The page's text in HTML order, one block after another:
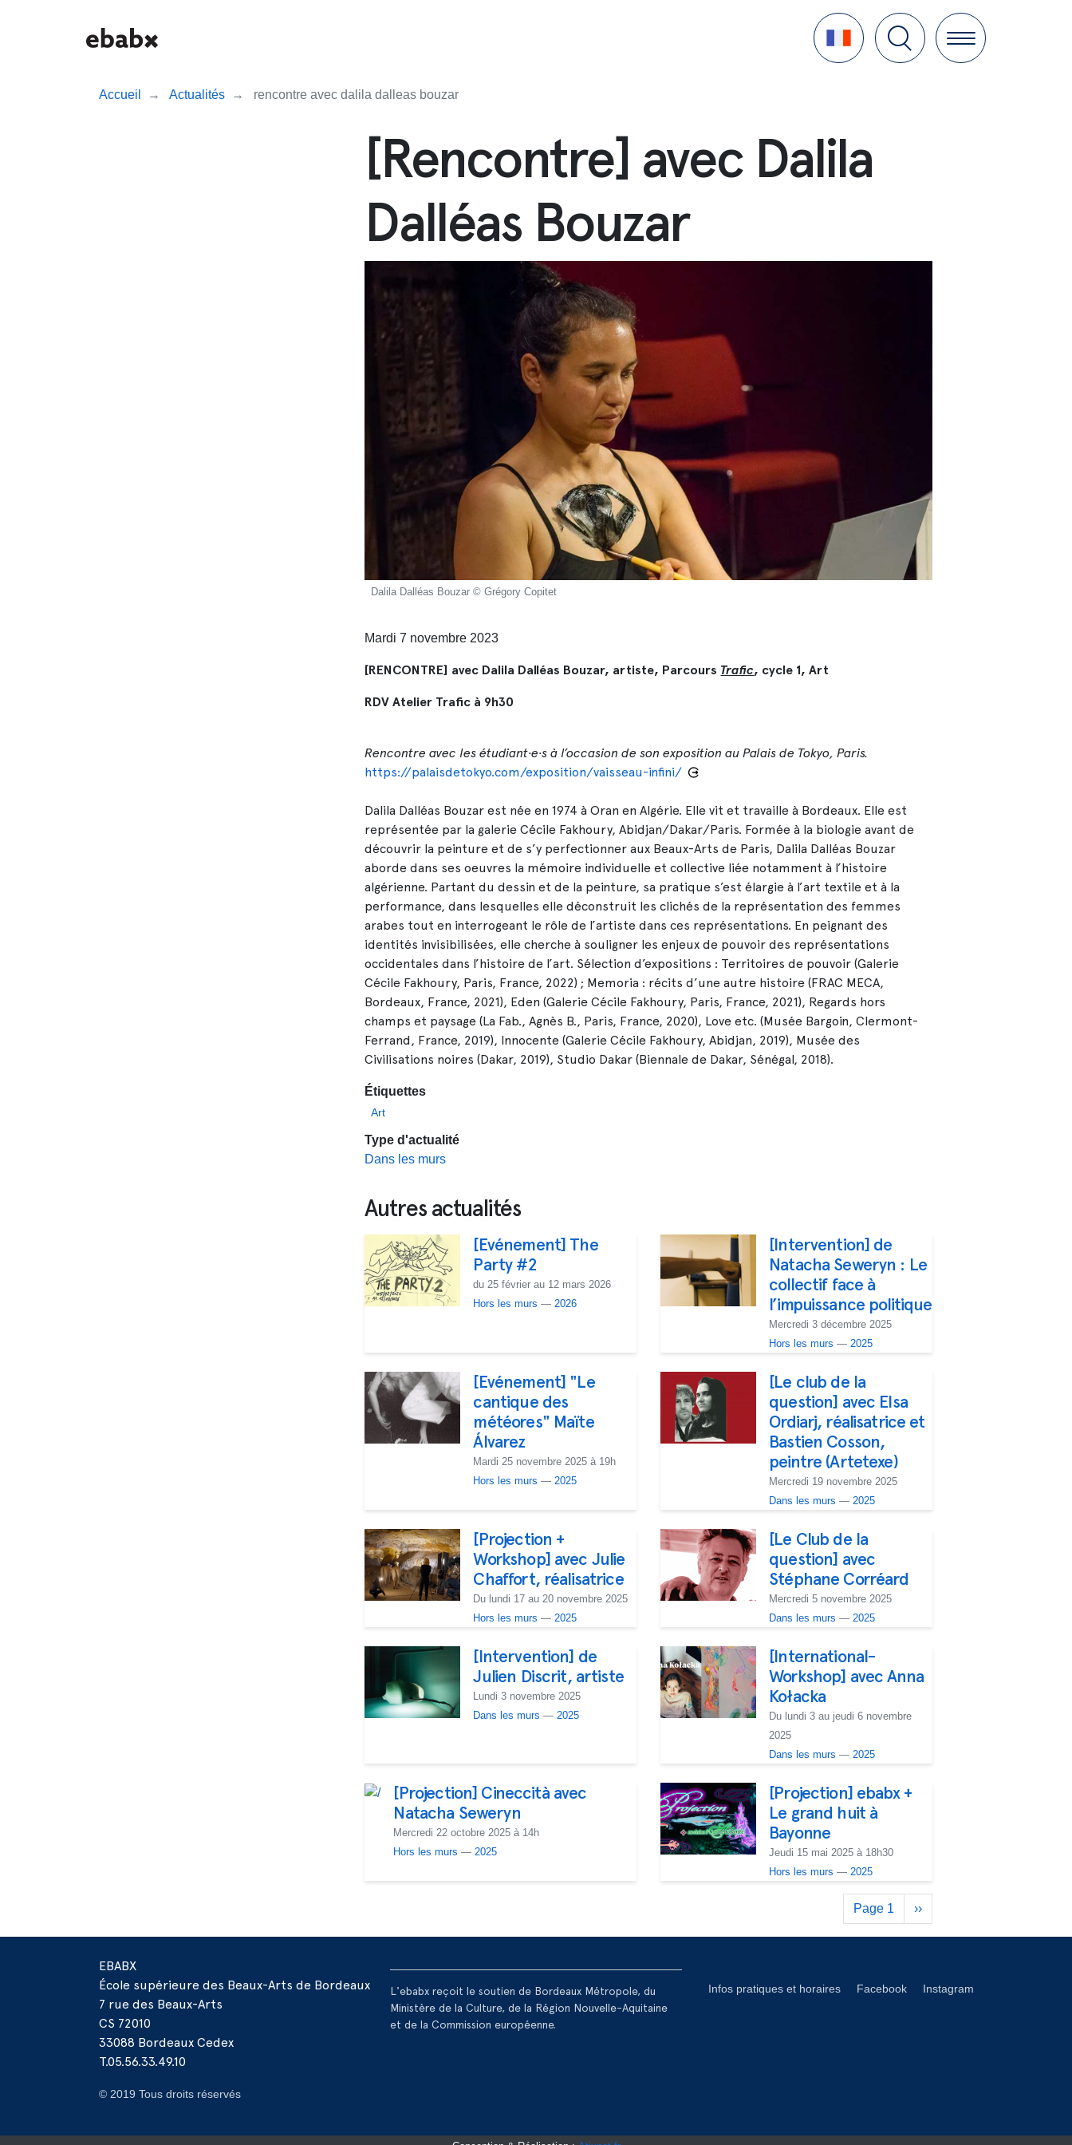
Language
Accueil Actualités rencontre avec dalila dalleas bouzar
[Rencontre] avec Dalila
Dalléas Bouzar
Dalila Dalléas Bouzar © Grégory Copitet
Mardi 7 novembre 2023
[RENCONTRE] avec Dalila Dalléas Bouzar, artiste, Parcours Trafic, cycle 1, Art
RDV Atelier Trafic à 9h30
Rencontre avec les étudiant·e·s à l’occasion de son exposition au Palais de Tokyo, Paris.
https://palaisdetokyo.com/exposition/vaisseau-infini/
Dalila Dalléas Bouzar est née en 1974 à Oran en Algérie. Elle vit et travaille à Bordeaux. Elle est
représentée par la galerie Cécile Fakhoury, Abidjan/Dakar/Paris. Formée à la biologie avant de
découvrir la peinture et de s’y perfectionner aux Beaux-Arts de Paris, Dalila Dalléas Bouzar
aborde dans ses oeuvres la mémoire individuelle et collective liée notamment à l’histoire
algérienne. Partant du dessin et de la peinture, sa pratique s’est élargie à l’art textile et à la
performance, dans lesquelles elle déconstruit les clichés de la représentation des femmes
arabes tout en interrogeant le rôle de l’artiste dans ces représentations. En peignant des
identités invisibilisées, elle cherche à souligner les enjeux de pouvoir des représentations
occidentales dans l’histoire de l’art. Sélection d’expositions : Territoires de pouvoir (Galerie
Cécile Fakhoury, Paris, France, 2022) ; Memoria : récits d’une autre histoire (FRAC MECA,
Bordeaux, France, 2021), Eden (Galerie Cécile Fakhoury, Paris, France, 2021), Regards hors
champs et paysage (La Fab., Agnès B., Paris, France, 2020), Love etc. (Musée Bargoin, Clermont-
Ferrand, France, 2019), Innocente (Galerie Cécile Fakhoury, Abidjan, 2019), Musée des
Civilisations noires (Dakar, 2019), Studio Dakar (Biennale de Dakar, Sénégal, 2018).
Étiquettes
Art
Type d'actualité
Dans les murs
Autres actualités
[Evénement] The
Party #2
du 25 février au 12 mars 2026
Hors les murs —2026
[Intervention] de
Natacha Seweryn : Le
collectif face à
l’impuissance politique
Mercredi 3 décembre 2025
Hors les murs —2025
[Evénement] "Le
cantique des
météores" Maïte
Álvarez
Mardi 25 novembre 2025 à 19h
Hors les murs —2025
[Le club de la
question] avec Elsa
Ordiarj, réalisatrice et
Bastien Cosson,
peintre (Artetexe)
Mercredi 19 novembre 2025
Dans les murs —2025
[Projection +
Workshop] avec Julie
Chaffort, réalisatrice
Du lundi 17 au 20 novembre 2025
Hors les murs —2025
[Le Club de la
question] avec
Stéphane Corréard
Mercredi 5 novembre 2025
Dans les murs —2025
[Intervention] de
Julien Discrit, artiste
Lundi 3 novembre 2025
Dans les murs —2025
[International-
Workshop] avec Anna
Kołacka
Du lundi 3 au jeudi 6 novembre
2025
Dans les murs —2025
[Projection] Cineccità avec
Natacha Seweryn
Mercredi 22 octobre 2025 à 14h
Hors les murs —2025
[Projection] ebabx +
Le grand huit à
Bayonne
Jeudi 15 mai 2025 à 18h30
Hors les murs —2025
Pagination
Page 1
Page
suivante
››
EBABX
École supérieure des Beaux-Arts de Bordeaux
7 rue des Beaux-Arts
CS 72010
33088 Bordeaux Cedex
T.05.56.33.49.10
© 2019 Tous droits réservés
L'ebabx reçoit le soutien de Bordeaux Métropole, du
Ministère de la Culture, de la Région Nouvelle-Aquitaine
et de la Commission européenne.
Réseaux footer
Infos pratiques et horaires Facebook Instagram